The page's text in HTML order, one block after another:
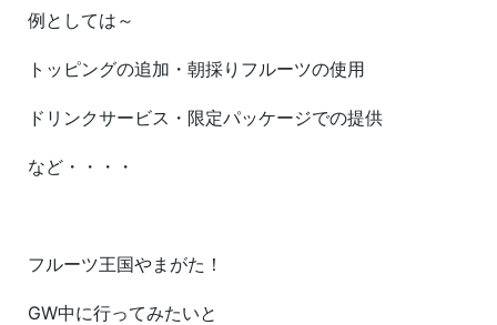
例としては～
トッピングの追加・朝採りフルーツの使用
ドリンクサービス・限定パッケージでの提供
など・・・・
フルーツ王国やまがた！
GW中に行ってみたいと